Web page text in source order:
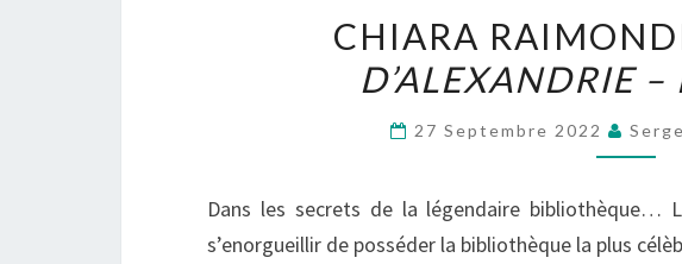
–
CHIARA
D’ALEXANDRIE
27 Septembre 2022 Serge
Dans les secrets de la légendaire bibliothèque…
s’enorgueillir de posséder la bibliothèque la plus